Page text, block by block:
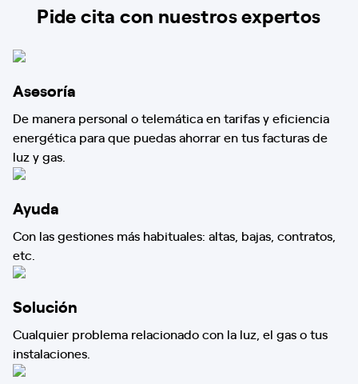
Pide cita con nuestros expertos
Asesoría
De manera personal o telemática en tarifas y eficiencia
energética para que puedas ahorrar en tus facturas de
luz y gas.
Ayuda
Con las gestiones más habituales: altas, bajas, contratos,
etc.
Solución
Cualquier problema relacionado con la luz, el gas o tus
instalaciones.